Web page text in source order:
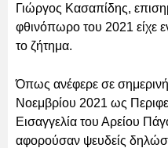
Γιώργος Κασαπίδης,
φθινόπωρο του 2021 είχε
το ζήτημα.
Όπως ανέφερε σε
Νοεμβρίου 2021 ως
Εισαγγελία του Αρείου
αφορούσαν ψευδείς